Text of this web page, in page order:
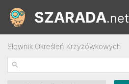
SZARADA.net
Słownik Określeń Krzyżówkowych